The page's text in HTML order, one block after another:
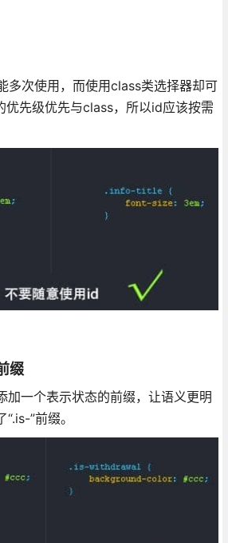
多次使用，而使用class类选择器却可
优先级优先与class，所以id应该按需
缀
加一个表示状态的前缀，让语义更明
”前缀。